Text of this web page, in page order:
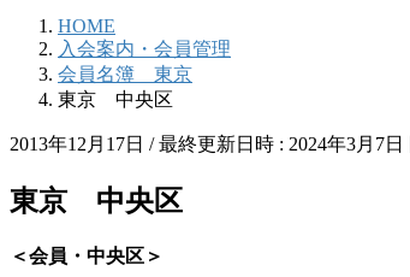
HOME
入会案内・会員管理
会員名簿 東京
東京 中央区
2013年12月17日 / 最終更新日時 : 2024年3月7日
東京 中央区
＜会員・中央区＞